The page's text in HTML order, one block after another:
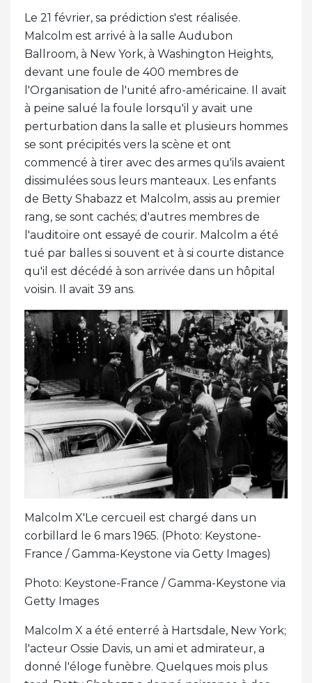
Le 21 février, sa prédiction s'est réalisée.
Malcolm est arrivé à la salle Audubon
Ballroom, à New York, à Washington Heights,
devant une foule de 400 membres de
l'Organisation de l'unité afro-américaine. Il avait
à peine salué la foule lorsqu'il y avait une
perturbation dans la salle et plusieurs hommes
se sont précipités vers la scène et ont
commencé à tirer avec des armes qu'ils avaient
dissimulées sous leurs manteaux. Les enfants
de Betty Shabazz et Malcolm, assis au premier
rang, se sont cachés; d'autres membres de
l'auditoire ont essayé de courir. Malcolm a été
tué par balles si souvent et à si courte distance
qu'il est décédé à son arrivée dans un hôpital
voisin. Il avait 39 ans.
Malcolm X'Le cercueil est chargé dans un
corbillard le 6 mars 1965. (Photo: Keystone-
France / Gamma-Keystone via Getty Images)
Photo: Keystone-France / Gamma-Keystone via
Getty Images
Malcolm X a été enterré à Hartsdale, New York;
l'acteur Ossie Davis, un ami et admirateur, a
donné l'éloge funèbre. Quelques mois plus